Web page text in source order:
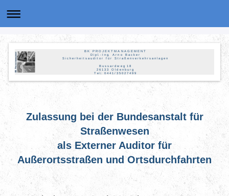
B K P R O J E K T M A N A G E M E N T
D i p l. - I n g. A r n o B a c k e r
S i c h e r h e i t s a u d i t o r f ü r S t r a ß e n v e r k e h r s a n l a g e n
B u s s a r d w e g 1 8
2 6 1 3 3 O l d e n b u r g
T e l.: 0 4 4 1 / 3 5 0 2 7 4 9 9
Zulassung bei der Bundesanstalt für
Straßenwesen
als Externer Auditor für
Außerortsstraßen und Ortsdurchfahrten